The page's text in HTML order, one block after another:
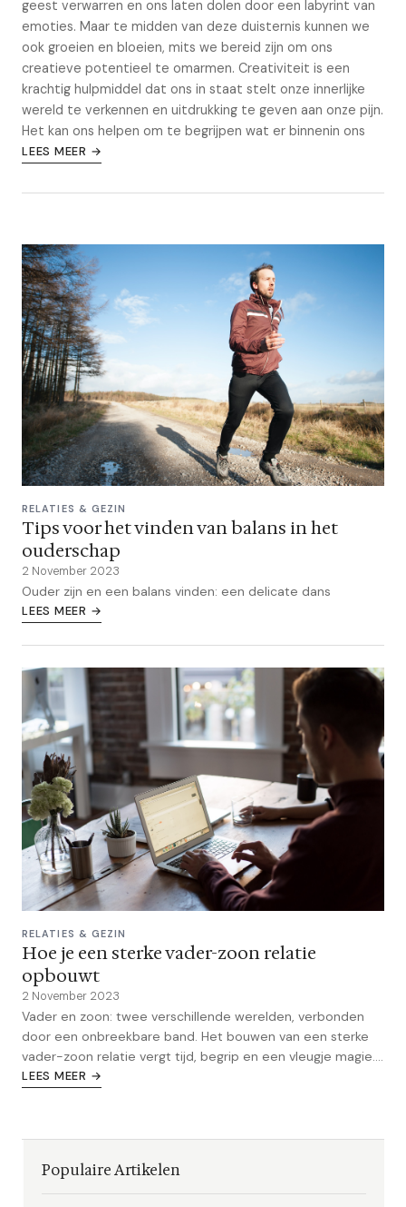
geest verwarren en ons laten dolen door een labyrint van
emoties. Maar te midden van deze duisternis kunnen we
ook groeien en bloeien, mits we bereid zijn om ons
creatieve potentieel te omarmen. Creativiteit is een
krachtig hulpmiddel dat ons in staat stelt onze innerlijke
wereld te verkennen en uitdrukking te geven aan onze pijn.
Het kan ons helpen om te begrijpen wat er binnenin ons
LEES MEER →
RELATIES & GEZIN
Tips voor het vinden van balans in het
ouderschap
2 November 2023
Ouder zijn en een balans vinden: een delicate dans
LEES MEER →
RELATIES & GEZIN
Hoe je een sterke vader-zoon relatie
opbouwt
2 November 2023
Vader en zoon: twee verschillende werelden, verbonden
door een onbreekbare band. Het bouwen van een sterke
vader-zoon relatie vergt tijd, begrip en een vleugje magie.
Ontdek de geheimen achter het creëren van een band die
LEES MEER →
Populaire Artikelen